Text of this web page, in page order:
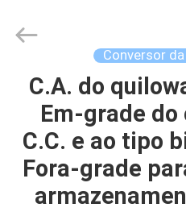
CASA
PRODUTOS
QUEM
Energy
Reserved.
Conversor da
C.A. do
Em-grade do
C.C. e ao tipo
Fora-grade